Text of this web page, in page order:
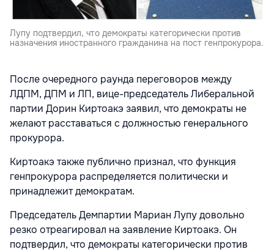
Лупу подтвердил, что демократы категорически против
назначения иностранного гражданина на пост генпрокурора.
После очередного раунда переговоров между
ЛДПМ, ДПМ и ЛП, вице-председатель Либеральной
партии Дорин Киртоакэ заявил, что демократы не
желают расставаться с должностью генерального
прокурора.
Киртоакэ также публично признал, что функция
генпрокурора распределяется политически и
принадлежит демократам.
Председатель Демпартии Мариан Лупу довольно
резко отреагировал на заявление Киртоакэ. Он
подтвердил, что демократы категорически против